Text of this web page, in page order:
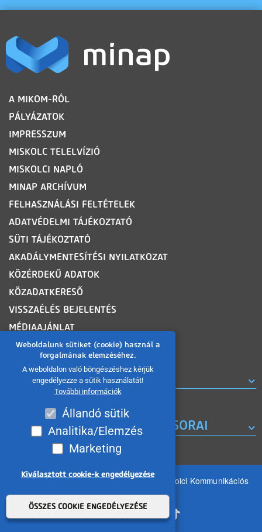
Weboldalunk sütiket (cookie) használ a
forgalmának elemzéséhez.
A weboldalon való böngészéshez kérjük
engedélyezze a sütik használatát!
További információk
Állandó sütik
Analitika/Elemzés
Marketing
Kiválasztott cookie-k engedélyezése
ÖSSZES COOKIE ENGEDÉLYEZÉSE
LÁBLÉC
A MIKOM-RÓL
PÁLYÁZATOK
IMPRESSZUM
MISKOLC TELELVÍZIÓ
MISKOLCI NAPLÓ
MINAP ARCHÍVUM
FELHASZNÁLÁSI FELTÉTELEK
ADATVÉDELMI TÁJÉKOZTATÓ
SÜTI TÁJÉKOZTATÓ
AKADÁLYMENTESÍTÉSI NYILATKOZAT
KÖZÉRDEKŰ ADATOK
KÖZADATKERESŐ
VISSZAÉLÉS BEJELENTÉS
MÉDIAAJÁNLAT
OLDALTÉRKÉP
ROVATOK
A MISKOLC TV KORÁBBI MŰSORAI
Minden jog fenntartva 2026 © MIKOM Miskolci Kommunikációs
Nonprofit Kft.